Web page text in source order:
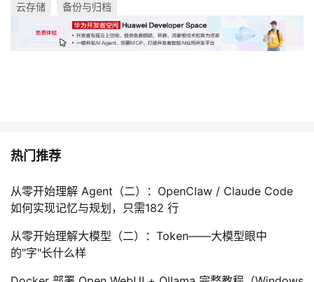
云存储 备份与归档
热门推荐
从零开始理解 Agent（二）：OpenClaw / Claude Code
如何实现记忆与规划，只需182 行
从零开始理解大模型（二）：Token——大模型眼中
的"字"长什么样